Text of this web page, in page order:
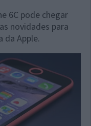
6C pode chegar
novidades para
da Apple.